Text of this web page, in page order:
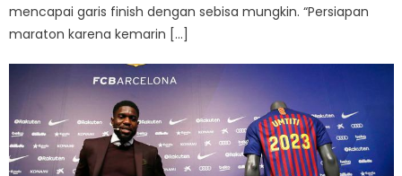
mencapai garis finish dengan sebisa mungkin. “Persiapan
maraton karena kemarin […]